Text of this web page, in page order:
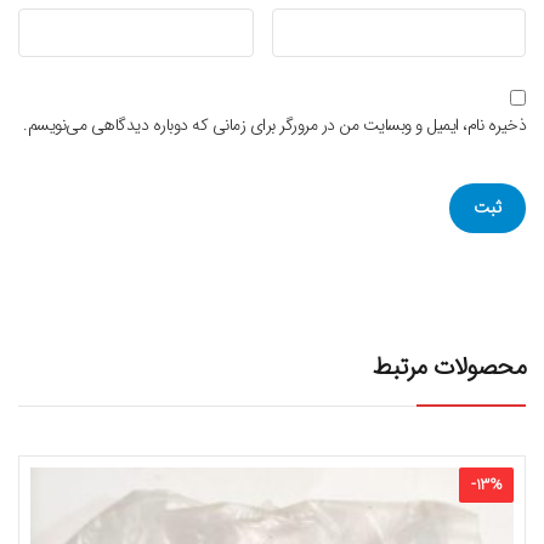
ذخیره نام، ایمیل و وبسایت من در مرورگر برای زمانی که دوباره دیدگاهی می‌نویسم.
محصولات مرتبط
-13%